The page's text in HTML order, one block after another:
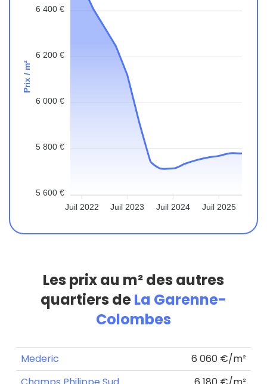
6 400 €
6 200 €
6 000 €
5 800 €
5 600 €
Prix / m²
Juil 2022 Juil 2023 Juil 2024 Juil 2025
Les prix au m² des autres
quartiers deLa Garenne-
Colombes
Mederic
6 060 €/m²